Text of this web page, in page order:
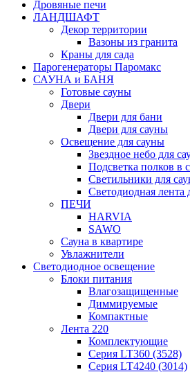
Дровяные печи
ЛАНДШАФТ
Декор территории
Вазоны из гранита
Краны для сада
Парогенераторы Паромакс
САУНА и БАНЯ
Готовые сауны
Двери
Двери для бани
Двери для сауны
Освещение для сауны
Звездное небо для
Подсветка полков в
Светильники для
Светодиодная лента
ПЕЧИ
HARVIA
SAWO
Сауна в квартире
Увлажнители
Светодиодное освещение
Блоки питания
Влагозащищенные
Диммируемые
Компактные
Лента 220
Комплектующие
Серия LT360 (3528)
Серия LT4240 (3014)